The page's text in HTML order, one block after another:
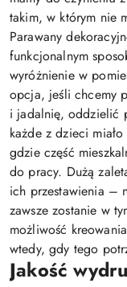
takim, w którym nie
Parawany
funkcjonalnym
wyróżnienie w
opcja, jeśli chcemy
i jadalnię, oddzielić
każde z dzieci
gdzie część
do pracy. Dużą
ich przestawienia –
zawsze zostanie w
możliwość
wtedy, gdy tego
Jakość